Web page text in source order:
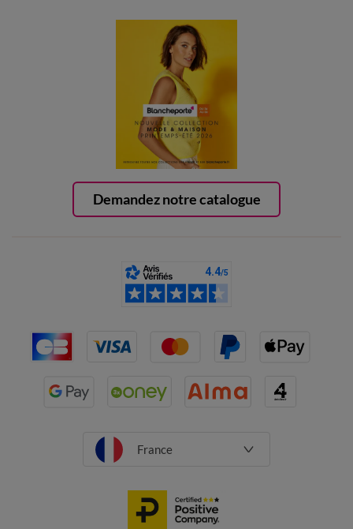
Demandez notre catalogue
France